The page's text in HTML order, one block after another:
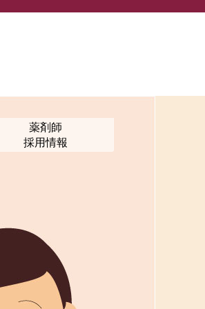
薬剤師
採用情報